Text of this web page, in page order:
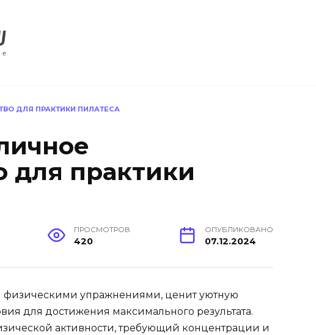
ДЛЯ ПРАКТИКИ ПИЛАТЕСА
для практики
ПРОСМОТРОВ
420
ОПУБЛИКОВАНО
07.12.2024
упражнениями, ценит уютную
для достижения максимального результата.
активности, требующий концентрации и